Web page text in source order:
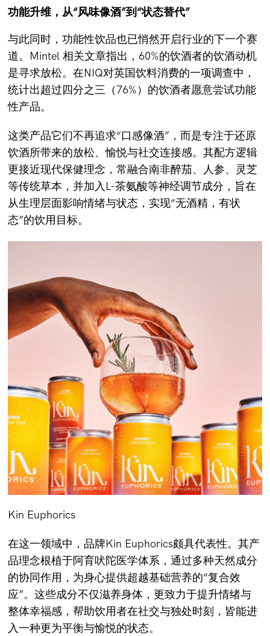
功能升维，从“风味像酒”到“状态替代”
与此同时，功能性饮品也已悄然开启行业的下一个赛
道。Mintel 相关文章指出，60%的饮酒者的饮酒动机
是寻求放松。在NIQ对英国饮料消费的一项调查中，
统计出超过四分之三（76%）的饮酒者愿意尝试功能
性产品。
这类产品它们不再追求“口感像酒”，而是专注于还原
饮酒所带来的放松、愉悦与社交连接感。其配方逻辑
更接近现代保健理念，常融合南非醉茄、人参、灵芝
等传统草本，并加入L-茶氨酸等神经调节成分，旨在
从生理层面影响情绪与状态，实现“无酒精，有状
态”的饮用目标。
Kin Euphorics
在这一领域中，品牌Kin Euphorics颇具代表性。其产
品理念根植于阿育吠陀医学体系，通过多种天然成分
的协同作用，为身心提供超越基础营养的“复合效
应”。这些成分不仅滋养身体，更致力于提升情绪与
整体幸福感，帮助饮用者在社交与独处时刻，皆能进
入一种更为平衡与愉悦的状态。